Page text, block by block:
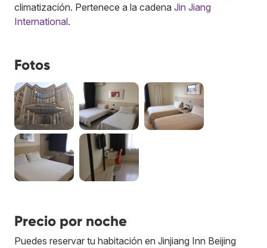
climatización. Pertenece a la cadena Jin Jiang
International.
Fotos
Precio por noche
Puedes reservar tu habitación en Jinjiang Inn Beijing